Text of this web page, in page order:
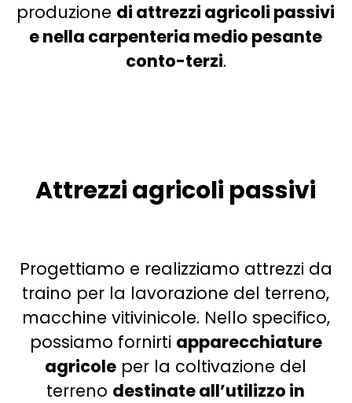
produzione di attrezzi agricoli passivi
e nella carpenteria medio pesante
conto-terzi.
Attrezzi agricoli passivi
Progettiamo e realizziamo attrezzi da
traino per la lavorazione del terreno,
macchine vitivinicole. Nello specifico,
possiamo fornirti apparecchiature
agricole per la coltivazione del
terreno destinate all’utilizzo in